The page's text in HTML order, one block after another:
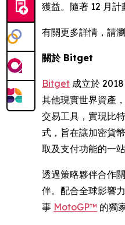
獲益。隨著 12 月
有關更多詳情，請
關於 Bitget
Bitget 成立於
其他現實世界資產
交易工具，實現比
式，旨在讓加密貨
取及支付功能的一站
透過策略夥伴合作
伴。配合全球影響
事 MotoGP™ 的獨